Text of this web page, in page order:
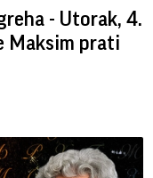
- Utorak, 4.
Maksim prati